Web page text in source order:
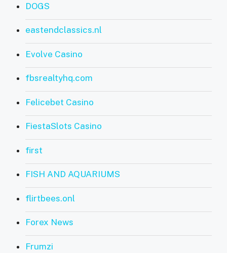
DOGS
eastendclassics.nl
Evolve Casino
fbsrealtyhq.com
Felicebet Casino
FiestaSlots Casino
first
FISH AND AQUARIUMS
flirtbees.onl
Forex News
Frumzi